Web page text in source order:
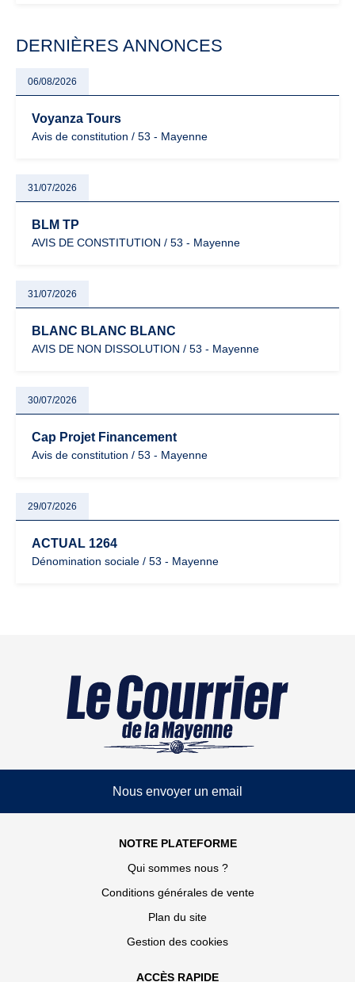
DERNIÈRES ANNONCES
06/08/2026
Voyanza Tours
Avis de constitution / 53 - Mayenne
31/07/2026
BLM TP
AVIS DE CONSTITUTION / 53 - Mayenne
31/07/2026
BLANC BLANC BLANC
AVIS DE NON DISSOLUTION / 53 - Mayenne
30/07/2026
Cap Projet Financement
Avis de constitution / 53 - Mayenne
29/07/2026
ACTUAL 1264
Dénomination sociale / 53 - Mayenne
Nous envoyer un email
NOTRE PLATEFORME
Qui sommes nous ?
Conditions générales de vente
Plan du site
Gestion des cookies
ACCÈS RAPIDE